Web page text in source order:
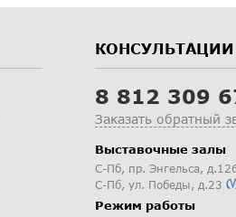
КОНСУЛЬТАЦИИ
8 812 309
Заказать обратный
Выставочные залы
С-Пб, пр. Энгельса,
С-Пб, ул. Победы, д.23
Режим работы